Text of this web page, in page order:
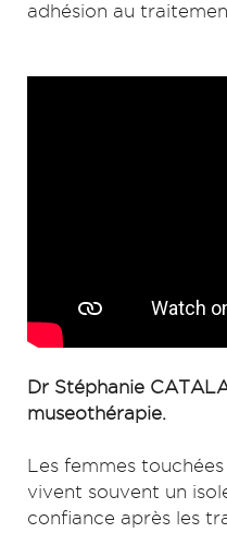
adhésion au
Dr Stéphanie
museothérapie.
Les femmes
vivent souvent un
confiance après les